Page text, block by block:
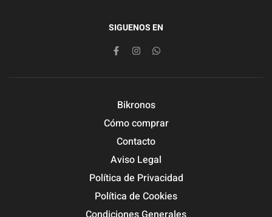
SIGUENOS EN
Bikronos
Cómo comprar
Contacto
Aviso Legal
Política de Privacidad
Política de Cookies